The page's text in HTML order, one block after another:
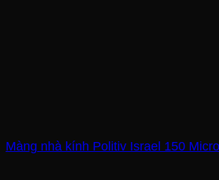
Màng nhà kính Politiv Israel 150